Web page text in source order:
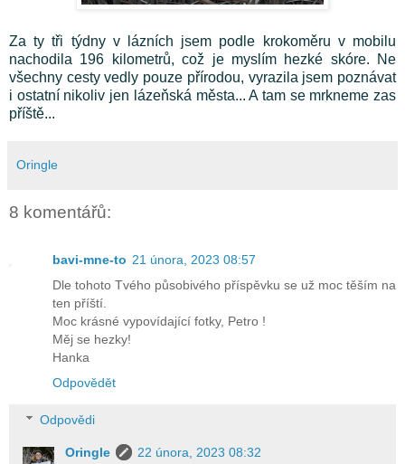
Za ty tři týdny v lázních jsem podle krokoměru v mobilu
nachodila 196 kilometrů, což je myslím hezké skóre. Ne
všechny cesty vedly pouze přírodou, vyrazila jsem poznávat
i ostatní nikoliv jen lázeňská města... A tam se mrkneme zas
příště...
Oringle
8 komentářů:
bavi-mne-to 21 února, 2023 08:57
Dle tohoto Tvého působivého příspěvku se už moc těším na
ten příští.
Moc krásné vypovídající fotky, Petro !
Měj se hezky!
Hanka
Odpovědět
Odpovědi
Oringle
22 února, 2023 08:32